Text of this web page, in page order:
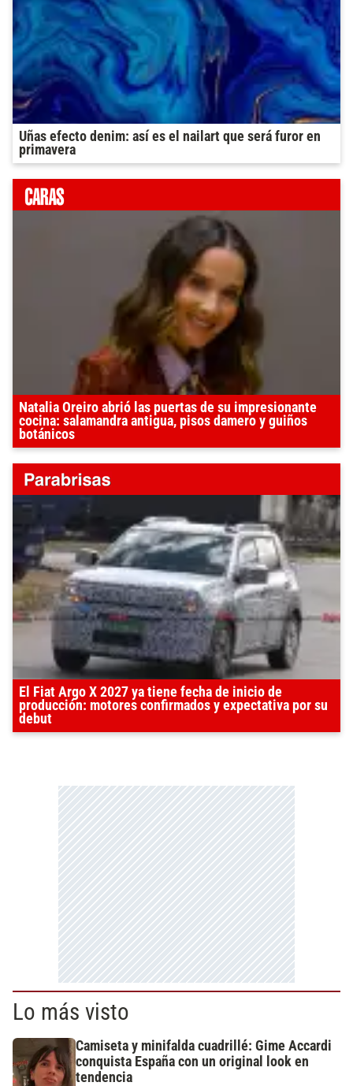
Uñas efecto denim: así es el nailart que será furor en
primavera
Natalia Oreiro abrió las puertas de su impresionante
cocina: salamandra antigua, pisos damero y guiños
botánicos
El Fiat Argo X 2027 ya tiene fecha de inicio de
producción: motores confirmados y expectativa por su
debut
Lo más visto
Camiseta y minifalda cuadrillé: Gime Accardi
conquista España con un original look en
tendencia